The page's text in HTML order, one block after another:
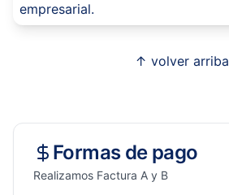
empresarial.
↑ volver arriba
Formas de pago
Realizamos Factura A y B